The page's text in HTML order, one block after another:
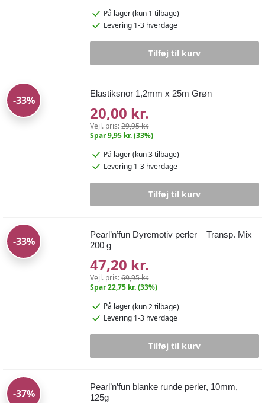
På lager(kun 1 tilbage)
Levering 1-3 hverdage
Tilføj til kurv
-33%
Elastiksnor 1,2mm x 25m Grøn
20,00 kr.
Vejl. pris:29,95 kr.
Spar 9,95 kr. (33%)
På lager(kun 3 tilbage)
Levering 1-3 hverdage
Tilføj til kurv
-33%
Pearl’n’fun Dyremotiv perler – Transp. Mix
200 g
47,20 kr.
Vejl. pris:69,95 kr.
Spar 22,75 kr. (33%)
På lager(kun 2 tilbage)
Levering 1-3 hverdage
Tilføj til kurv
-37%
Pearl’n’fun blanke runde perler, 10mm,
125g